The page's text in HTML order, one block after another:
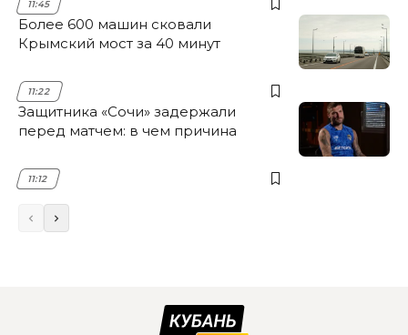
11:45
Более 600 машин сковали
Крымский мост за 40 минут
11:22
Защитника «Сочи» задержали
перед матчем: в чем причина
11:12